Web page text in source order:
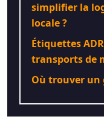
simplifier la
locale ?
Étiquettes
transports de
Où trouver un